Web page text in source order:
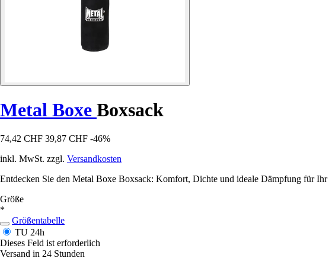
Metal Boxe Boxsack
74,42 CHF 39,87 CHF -46%
inkl. MwSt. zzgl. Versandkosten
Entdecken Sie den Metal Boxe Boxsack: Komfort, Dichte und ideale Dämpfung für
Größe
*
Größentabelle
TU 24h
Dieses Feld ist erforderlich
Versand in 24 Stunden